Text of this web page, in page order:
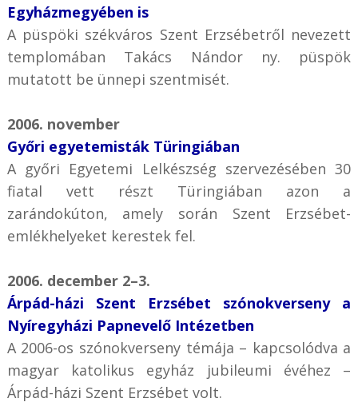
Egyházmegyében is
A püspöki székváros Szent Erzsébetről nevezett
templomában Takács Nándor ny. püspök
mutatott be ünnepi szentmisét.
2006. november
Győri egyetemisták Türingiában
A győri Egyetemi Lelkészség szervezésében 30
fiatal vett részt Türingiában azon a
zarándokúton, amely során Szent Erzsébet-
emlékhelyeket kerestek fel.
2006. december 2–3.
Árpád-házi Szent Erzsébet szónokverseny a
Nyíregyházi Papnevelő Intézetben
A 2006-os szónokverseny témája – kapcsolódva a
magyar katolikus egyház jubileumi évéhez –
Árpád-házi Szent Erzsébet volt.